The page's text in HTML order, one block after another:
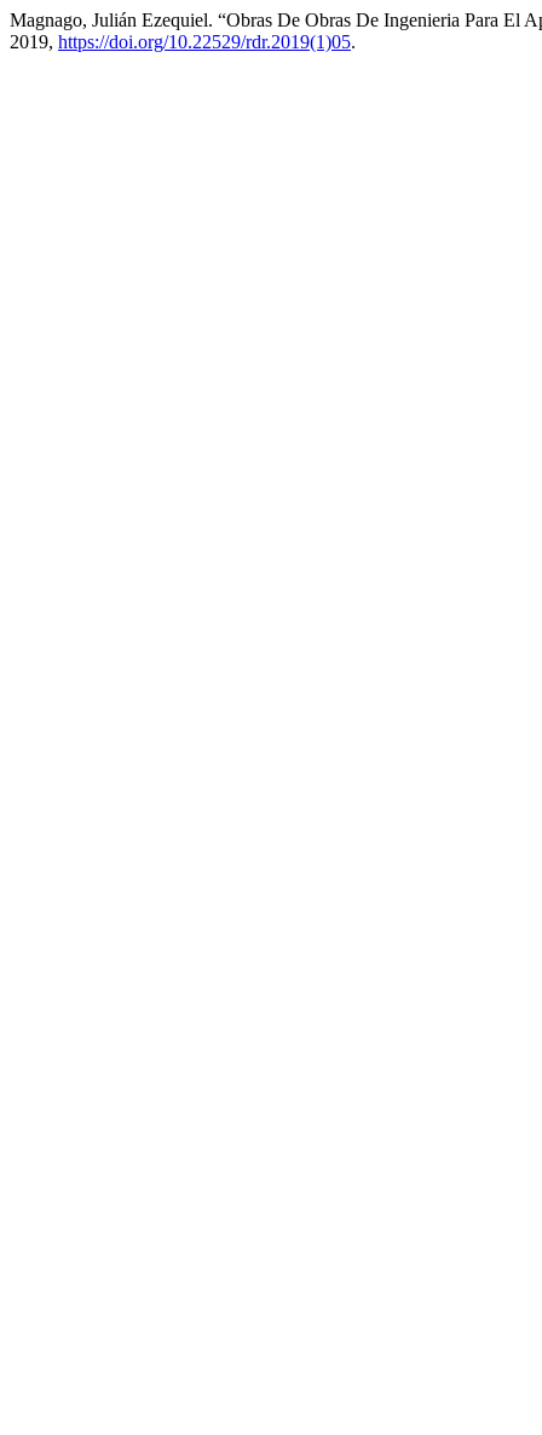
Magnago, Julián Ezequiel. “Obras De Obras De Ingenieria Para El
2019, https://doi.org/10.22529/rdr.2019(1)05.